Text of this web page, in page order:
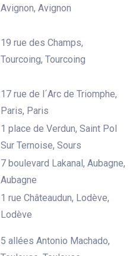
Avignon, Avignon
19 rue des Champs,
Tourcoing, Tourcoing
17 rue de l´Arc de Triomphe,
Paris, Paris
1 place de Verdun, Saint Pol
Sur Ternoise, Sours
7 boulevard Lakanal, Aubagne,
Aubagne
1 rue Châteaudun, Lodève,
Lodève
5 allées Antonio Machado,